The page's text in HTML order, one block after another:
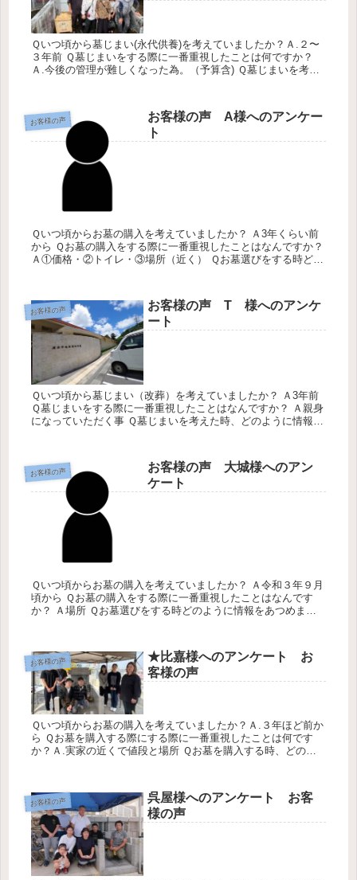
Ｑいつ頃から墓じまい(永代供養)を考えていましたか？Ａ.２〜
３年前 Ｑ墓じまいをする際に一番重視したことは何ですか？
Ａ.今後の管理が難しくなった為。（予算含) Ｑ墓じまいを考え
お客様の声
お客様の声 A様へのアンケー
ト
Ｑいつ頃からお墓の購入を考えていましたか？ Ａ3年くらい前
から Ｑお墓の購入をする際に一番重視したことはなんですか？
Ａ①価格・②トイレ・③場所（近く） Ｑお墓選びをする時どの
お客様の声
お客様の声 T 様へのアンケ
ート
Ｑいつ頃から墓じまい（改葬）を考えていましたか？ Ａ3年前
Ｑ墓じまいをする際に一番重視したことはなんですか？ Ａ親身
になっていただく事 Ｑ墓じまいを考えた時、どのように情報を
お客様の声
お客様の声 大城様へのアン
ケート
Ｑいつ頃からお墓の購入を考えていましたか？ Ａ令和３年９月
頃から Ｑお墓の購入をする際に一番重視したことはなんです
か？ Ａ場所 Ｑお墓選びをする時どのように情報をあつめまし
お客様の声
★比嘉様へのアンケート お
客様の声
Ｑいつ頃からお墓の購入を考えていましたか？Ａ.３年ほど前か
ら Ｑお墓を購入する際にする際に一番重視したことは何です
か？Ａ.実家の近くで値段と場所 Ｑお墓を購入する時、どのよ
お客様の声
呉屋様へのアンケート お客
様の声